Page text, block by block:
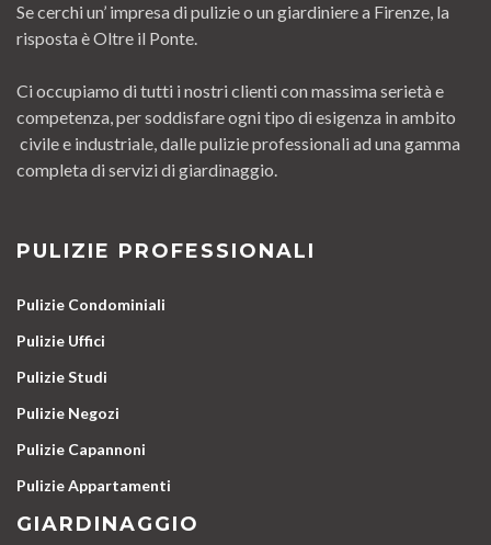
Se cerchi un’ impresa di pulizie o un giardiniere a Firenze, la
risposta è Oltre il Ponte.
Ci occupiamo di tutti i nostri clienti con massima serietà e
competenza, per soddisfare ogni tipo di esigenza in ambito
civile e industriale, dalle pulizie professionali ad una gamma
completa di servizi di giardinaggio.
PULIZIE PROFESSIONALI
Pulizie Condominiali
Pulizie Uffici
Pulizie Studi
Pulizie Negozi
Pulizie Capannoni
Pulizie Appartamenti
GIARDINAGGIO